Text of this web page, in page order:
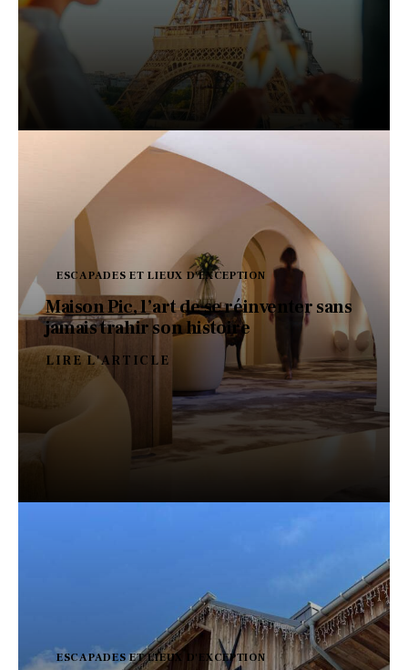
ESCAPADES ET LIEUX D'EXCEPTION
Maison Pic, l’art de se réinventer sans
jamais trahir son histoire
LIRE L'ARTICLE
ESCAPADES ET LIEUX D'EXCEPTION